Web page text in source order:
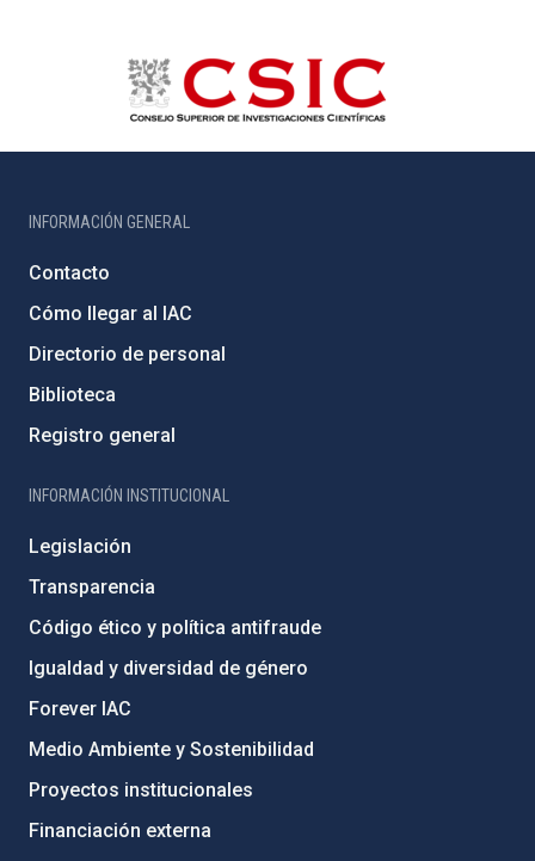
INFORMACIÓN GENERAL
Contacto
Cómo llegar al IAC
Directorio de personal
Biblioteca
Registro general
INFORMACIÓN INSTITUCIONAL
Legislación
Transparencia
Código ético y política antifraude
Igualdad y diversidad de género
Forever IAC
Medio Ambiente y Sostenibilidad
Proyectos institucionales
Financiación externa